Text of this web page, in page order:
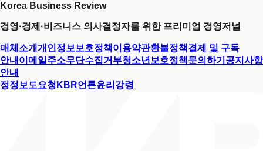
Korea Business Review
경영·경제·비즈니스 의사결정자를 위한 프리미엄 경영저널
매체소개개인정보보호정책이용약관환불정책결제 및 구독
안내 이메일주소무단수집거부청소년보호정책문의하기 공지사항
안내
정정보도요청 KBR언론윤리강령